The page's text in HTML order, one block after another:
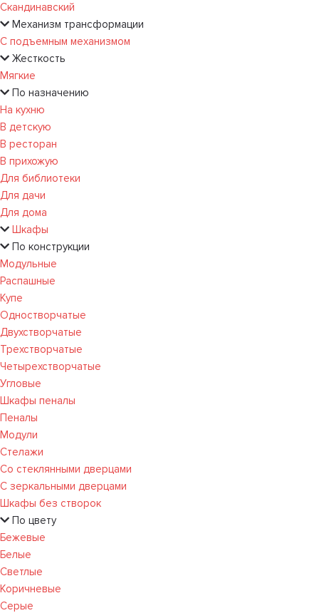
Скандинавский
Механизм трансформации
С подъемным механизмом
Жесткость
Мягкие
По назначению
На кухню
В детскую
В ресторан
В прихожую
Для библиотеки
Для дачи
Для дома
Шкафы
По конструкции
Модульные
Распашные
Купе
Одностворчатые
Двухстворчатые
Трехстворчатые
Четырехстворчатые
Угловые
Шкафы пеналы
Пеналы
Модули
Стелажи
Со стеклянными дверцами
С зеркальными дверцами
Шкафы без створок
По цвету
Бежевые
Белые
Светлые
Коричневые
Серые